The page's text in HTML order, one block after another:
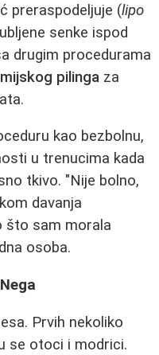
preraspodeljuje (lipo
senke ispod
drugim procedurama
pilinga za
kao bezbolnu,
u trenucima kada
tkivo. "Nije bolno,
davanja
što sam morala
osoba.
Prvih nekoliko
se otoci i modrici.